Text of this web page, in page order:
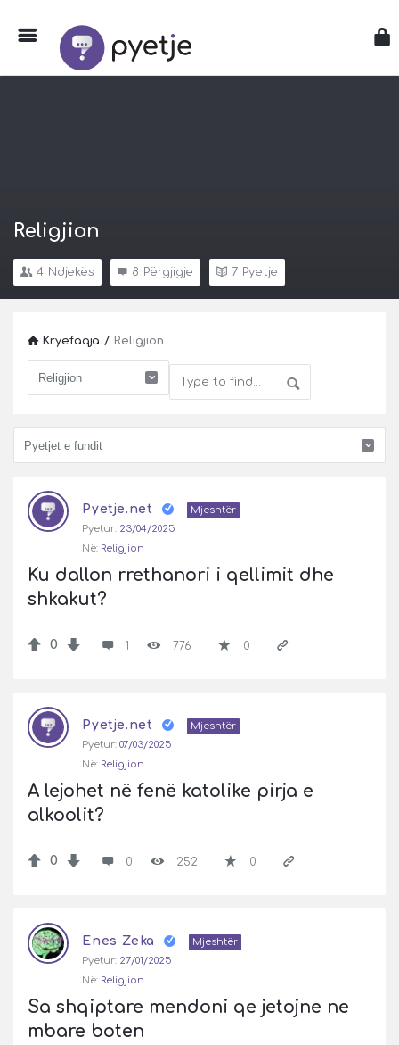
Religjion
4 Ndjekës 8 Përgjigje 7 Pyetje
Kryefaqja / Religjion
Pyetje
Latest
Pyetje.net
Mjeshtër
Pyetur: 23/04/2025
Në: Religjion
Ku dallon rrethanori i qellimit dhe
shkakut?
0 1 776 0
Pyetje.net
Mjeshtër
Pyetur: 07/03/2025
Në: Religjion
A lejohet në fenë katolike pirja e
alkoolit?
0 0 252 0
Enes Zeka
Mjeshtër
Pyetur: 27/01/2025
Në: Religjion
Sa shqiptare mendoni qe jetojne ne
mbare boten